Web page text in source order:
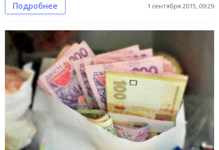
Подробнее 1 сентября 2015, 09:29